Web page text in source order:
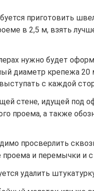
приготовить
в 2,5 м, взять
нужно будет
диаметр крепежа 20
с каждой
стене, идущей под
проема, а также
просверлить
проема и перемычки и
удалить